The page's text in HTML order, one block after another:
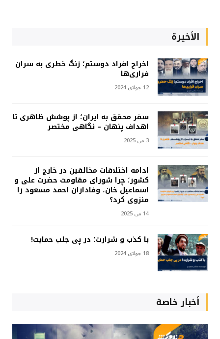
الأخيرة
اخراج افراد دوستم؛ زنگ خطری به سران
فراری‌ها
12 جولای 2024
سفر محقق به ایران؛ از پوشش ظاهری تا
اهداف پنهان – نگاهی مختصر
3 می 2025
ادامه اختلافات مخالفین در خارج از
کشور؛ چرا شورای مقاومت حضرت علی و
اسماعیل خان، وفاداران احمد مسعود را
منزوی کرد؟
14 می 2025
با کذب و شرارت؛ در پی جلب حمایت!
18 جولای 2024
أخبار خاصة